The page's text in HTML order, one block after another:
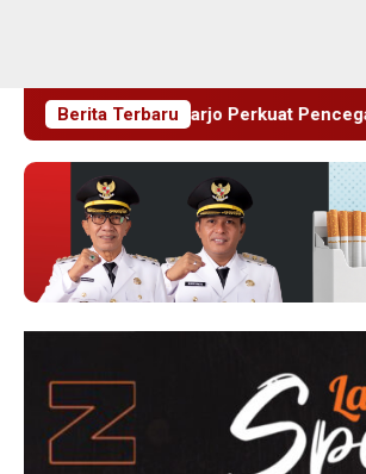
Berita Terbaru
Perkuat Pencegahan HIV di Kalangan